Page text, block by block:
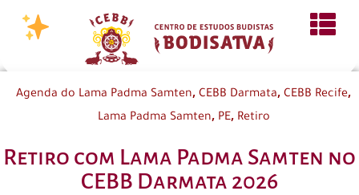
Agenda do Lama Padma Samten, CEBB Darmata, CEBB Recife,
Lama Padma Samten, PE, Retiro
Retiro com Lama Padma Samten no
CEBB Darmata 2026